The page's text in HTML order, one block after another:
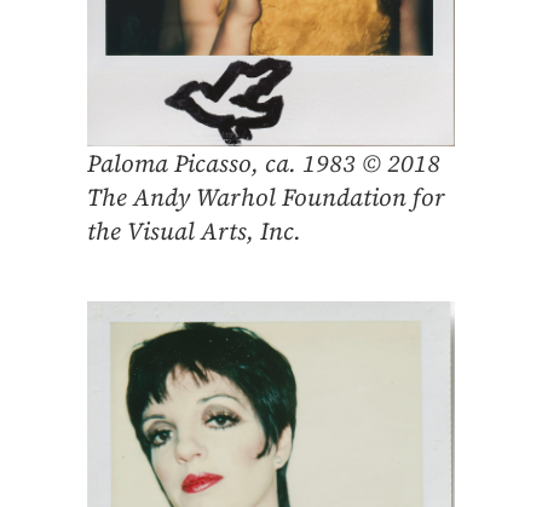
Paloma Picasso, ca. 1983 © 2018
The Andy Warhol Foundation for
the Visual Arts, Inc.